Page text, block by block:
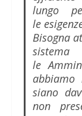
lungo
le
Bisogna
le
abbiamo
siano
non